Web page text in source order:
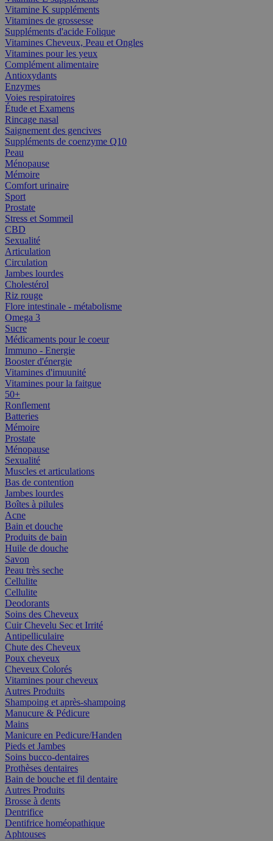
Vitamine K suppléments
Vitamines de grossesse
Suppléments d'acide Folique
Vitamines Cheveux, Peau et Ongles
Vitamines pour les yeux
Complément alimentaire
Antioxydants
Enzymes
Voies respiratoires
Étude et Examens
Rincage nasal
Saignement des gencives
Suppléments de coenzyme Q10
Peau
Ménopause
Mémoire
Comfort urinaire
Sport
Prostate
Stress et Sommeil
CBD
Sexualité
Articulation
Circulation
Jambes lourdes
Cholestérol
Riz rouge
Flore intestinale - métabolisme
Omega 3
Sucre
Médicaments pour le coeur
Immuno - Energie
Booster d'énergie
Vitamines d'imuunité
Vitamines pour la faitgue
50+
Ronflement
Batteries
Mémoire
Prostate
Ménopause
Sexualité
Muscles et articulations
Bas de contention
Jambes lourdes
Boîtes à pilules
Acne
Bain et douche
Produits de bain
Huile de douche
Savon
Peau très seche
Cellulite
Cellulite
Deodorants
Soins des Cheveux
Cuir Chevelu Sec et Irrité
Antipelliculaire
Chute des Cheveux
Poux cheveux
Cheveux Colorés
Vitamines pour cheveux
Autres Produits
Shampoing et après-shampoing
Manucure & Pédicure
Mains
Manicure en Pedicure/Handen
Pieds et Jambes
Soins bucco-dentaires
Prothèses dentaires
Bain de bouche et fil dentaire
Autres Produits
Brosse à dents
Dentrifice
Dentifrice homéopathique
Aphtouses